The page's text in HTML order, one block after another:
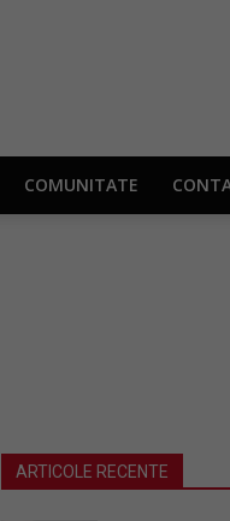
COMUNITATE
ARTICOLE RECENTE